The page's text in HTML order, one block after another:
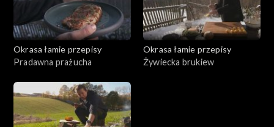
Okrasa łamie przepisy
Pradawna prażucha
Okrasa łamie przepisy
Żywiecka brukiew